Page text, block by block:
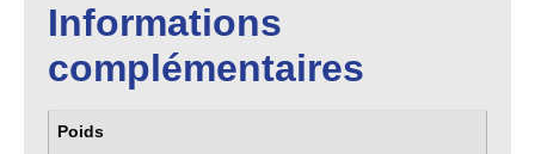
Informations
complémentaires
Poids